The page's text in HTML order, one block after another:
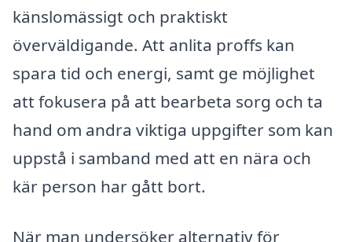
känslomässigt och praktiskt
överväldigande. Att anlita proffs kan
spara tid och energi, samt ge möjlighet
att fokusera på att bearbeta sorg och ta
hand om andra viktiga uppgifter som kan
uppstå i samband med att en nära och
kär person har gått bort.
När man undersöker alternativ för